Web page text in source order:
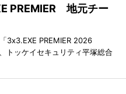
PREMIER 地元チー
3x3.EXE PREMIER 2026
トッケイセキュリティ平塚総合